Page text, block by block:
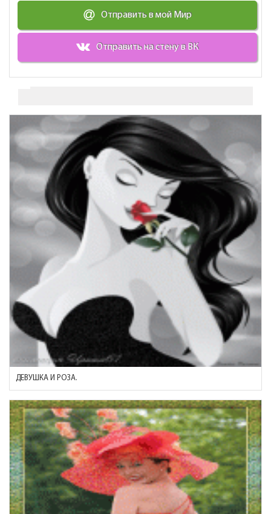
Отправить в мой Мир
Отправить на стену в ВК
ДЕВУШКА И РОЗА.